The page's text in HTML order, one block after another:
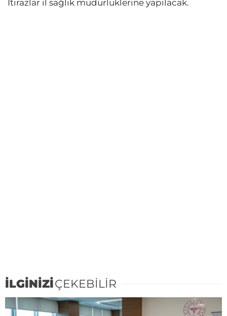
İtirazlar il sağlık müdürlüklerine yapılacak.
İLGİNİZİÇEKEBİLİR